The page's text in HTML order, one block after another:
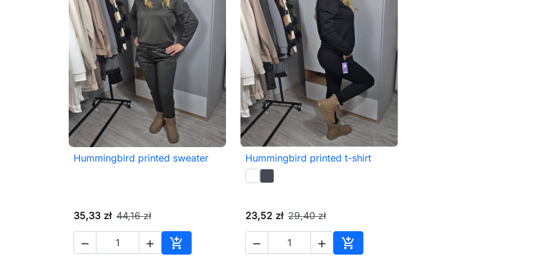
 Szybki podgląd
Hummingbird printed sweater
35,33 zł 44,16 zł
  
Dodaj do koszyka
 Szybki podgląd
Hummingbird printed t-shirt
23,52 zł 29,40 zł
  
Dodaj do koszyka